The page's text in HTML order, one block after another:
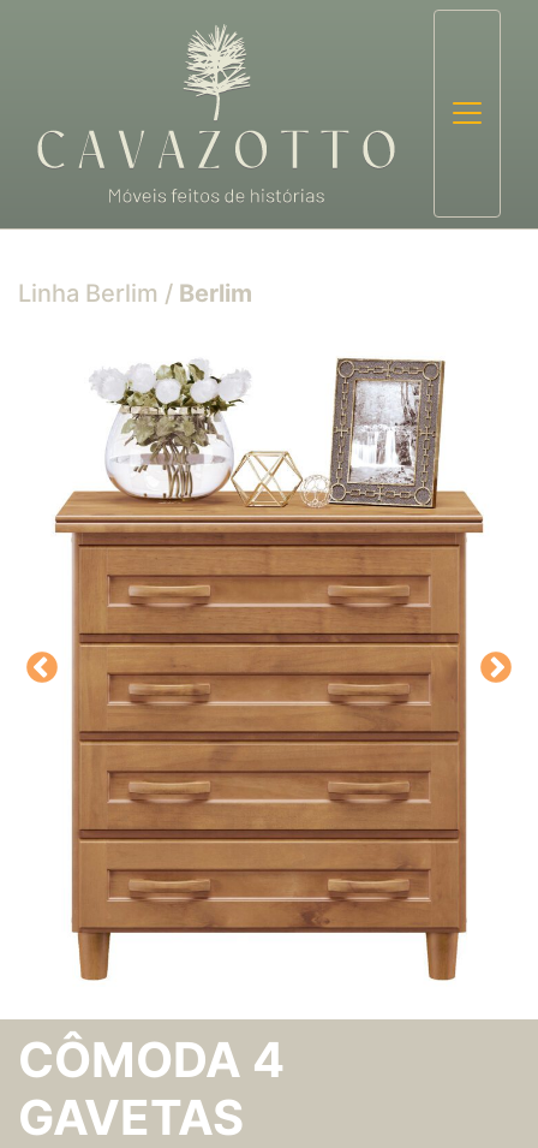
Linha Berlim / Berlim
CÔMODA 4
GAVETAS